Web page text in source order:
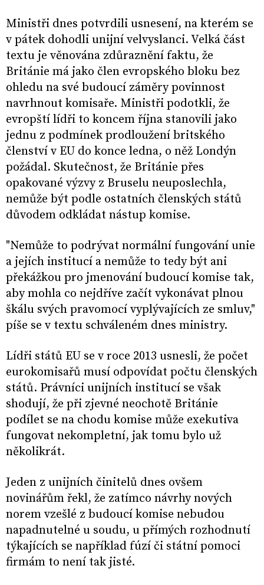
Ministři dnes potvrdili usnesení, na kterém se
v pátek dohodli unijní velvyslanci. Velká část
textu je věnována zdůraznění faktu, že
Británie má jako člen evropského bloku bez
ohledu na své budoucí záměry povinnost
navrhnout komisaře. Ministři podotkli, že
evropští lídři to koncem října stanovili jako
jednu z podmínek prodloužení britského
členství v EU do konce ledna, o něž Londýn
požádal. Skutečnost, že Británie přes
opakované výzvy z Bruselu neuposlechla,
nemůže být podle ostatních členských států
důvodem odkládat nástup komise.
"Nemůže to podrývat normální fungování unie
a jejích institucí a nemůže to tedy být ani
překážkou pro jmenování budoucí komise tak,
aby mohla co nejdříve začít vykonávat plnou
škálu svých pravomocí vyplývajících ze smluv,"
píše se v textu schváleném dnes ministry.
Lídři států EU se v roce 2013 usnesli, že počet
eurokomisařů musí odpovídat počtu členských
států. Právníci unijních institucí se však
shodují, že při zjevné neochotě Británie
podílet se na chodu komise může exekutiva
fungovat nekompletní, jak tomu bylo už
několikrát.
Jeden z unijních činitelů dnes ovšem
novinářům řekl, že zatímco návrhy nových
norem vzešlé z budoucí komise nebudou
napadnutelné u soudu, u přímých rozhodnutí
týkajících se například fúzí či státní pomoci
firmám to není tak jisté.